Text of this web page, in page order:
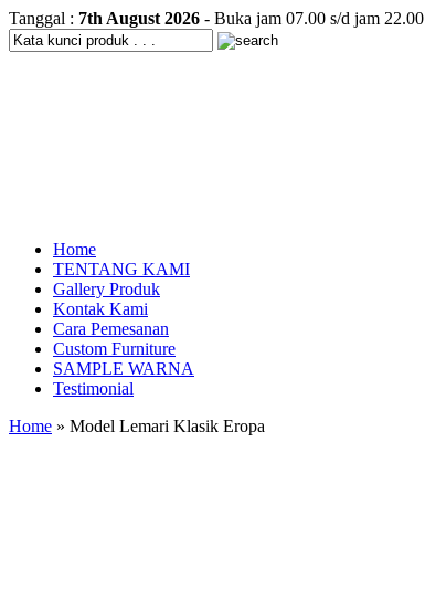
Tanggal : 7th August 2026 - Buka jam 07.00 s/d jam 22.00
Home
TENTANG KAMI
Gallery Produk
Kontak Kami
Cara Pemesanan
Custom Furniture
SAMPLE WARNA
Testimonial
Home » Model Lemari Klasik Eropa